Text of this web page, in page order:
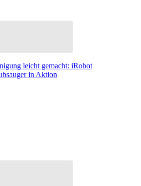
leicht gemacht: iRobot
in Aktion